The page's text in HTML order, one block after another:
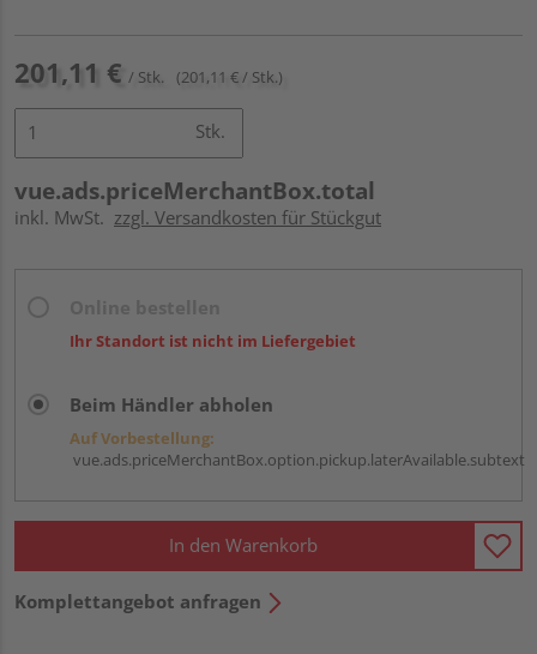
201,11 € / Stk. (201,11 € / Stk.)
Stk.
vue.ads.priceMerchantBox.total
inkl. MwSt. zzgl. Versandkosten für Stückgut
Ihr Standort ist nicht im Liefergebiet
Beim Händler abholen
Auf Vorbestellung:
vue.ads.priceMerchantBox.option.pickup.laterAvailable.subtext
In den Warenkorb
Komplettangebot anfragen